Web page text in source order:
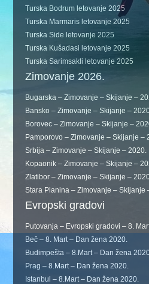
Turska Bodrum letovanje 2025
Turska Marmaris letovanje 2025
Turska Side letovanje 2025
Turska Kušadasi letovanje 2025
Turska Sarimsakli letovanje 2025
Zimovanje 2026.
Bugarska – Zimovanje – Skijanje –
Bansko – Zimovanje – Skijanje –
Borovec – Zimovanje – Skijanje –
Pamporovo – Zimovanje – Skijanje –
Srbija – Zimovanje – Skijanje – 2020.
Kopaonik – Zimovanje – Skijanje –
Zlatibor – Zimovanje – Skijanje –
Stara Planina – Zimovanje – Skijanje
Evropski gradovi
Putovanja – Evropski gradovi – 8.
Beč – 8. Mart – Dan žena 2020.
Budimpešta – 8.Mart – Dan žena
Prag – 8.Mart – Dan žena 2020.
Istanbul – 8.Mart – Dan žena 2020.